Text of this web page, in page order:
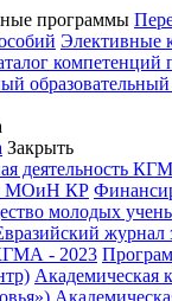
программы
Элективные
компетенций
Закрыть
деятельность
МОиН КР
молодых
журнал
- 2023